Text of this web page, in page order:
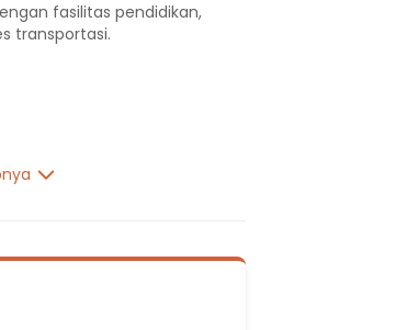
fasilitas pendidikan,
transportasi.